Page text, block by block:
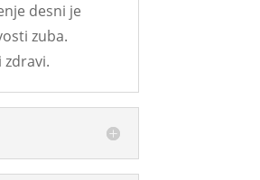
desni je
zuba.
zdravi.